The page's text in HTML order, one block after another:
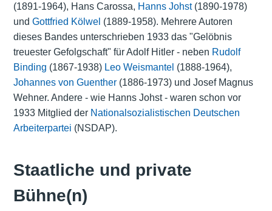
(1891-1964), Hans Carossa, Hanns Johst(1890-1978)
und Gottfried Kölwel (1889-1958). Mehrere Autoren
dieses Bandes unterschrieben 1933 das "Gelöbnis
treuester Gefolgschaft" für Adolf Hitler - neben Rudolf
Binding (1867-1938) Leo Weismantel (1888-1964),
Johannes von Guenther(1886-1973) und Josef Magnus
Wehner. Andere - wie Hanns Johst - waren schon vor
1933 Mitglied der Nationalsozialistischen Deutschen
Arbeiterpartei (NSDAP).
Staatliche und private
Bühne(n)